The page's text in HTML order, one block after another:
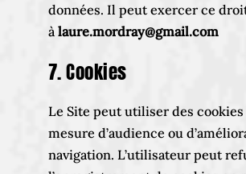
données. Il peut exercer ce
à laure.mordray@gmail.com
7. Cookies
Le Site peut utiliser des cookies
mesure d’audience ou
navigation. L’utilisateur peut